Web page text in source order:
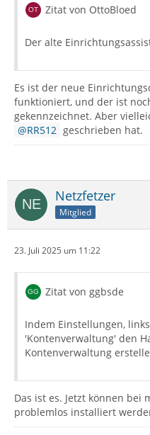
Zitat von OttoBloed
Der alte
Es ist der neue
funktioniert, und der ist
gekennzeichnet. Aber
RR512 geschrieben hat.
Netzfetzer
Mitglied
23. Juli 2025 um 11:22
Zitat von ggbsde
Indem Einstellungen,
'Kontenverwaltung' den
Kontenverwaltung
Das ist es. Jetzt können
problemlos installiert